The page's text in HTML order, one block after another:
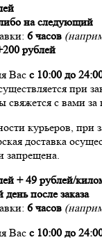
либо на следующий
6 часов
рублей
Вас с 10:00 до
при
с вами за
курьеров,
доставка
запрещена.
+ 49 рублей/
после заказа
6 часов
Вас с 10:00 до